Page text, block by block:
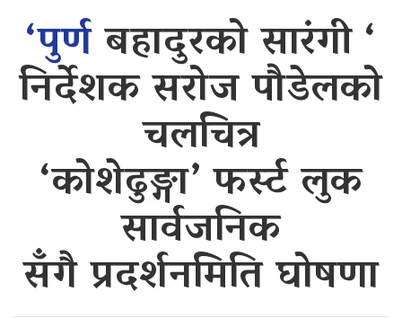
‘पुर्णबहादुरको सारंगी ‘
निर्देशक सरोज पौडेलको
चलचित्र
‘कोशेढुङ्गा’ फर्स्ट लुक
सार्वजनिक
सँगै प्रदर्शनमिति घोषणा